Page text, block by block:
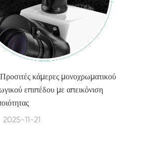
κάμερες μονοχρωματικού
επιπέδου με απεικόνιση
2025-11-21